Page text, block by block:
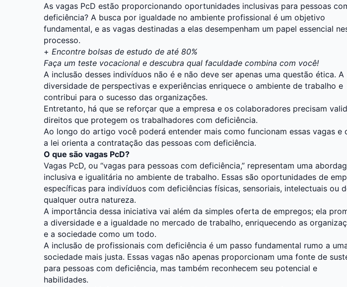
As vagas PcD estão proporcionando oportunidades inclusivas para pessoas
deficiência? A busca por igualdade no ambiente profissional é um objetivo
fundamental, e as vagas destinadas a elas desempenham um papel essencial
processo.
+ Encontre bolsas de estudo de até 80%
Faça um teste vocacional e descubra qual faculdade combina com você!
A inclusão desses indivíduos não é e não deve ser apenas uma questão ética. A
diversidade de perspectivas e experiências enriquece o ambiente de trabalho e
contribui para o sucesso das organizações.
Entretanto, há que se reforçar que a empresa e os colaboradores precisam
direitos que protegem os trabalhadores com deficiência.
Ao longo do artigo você poderá entender mais como funcionam essas vagas e
a lei orienta a contratação das pessoas com deficiência.
O que são vagas PcD?
Vagas PcD, ou “vagas para pessoas com deficiência,” representam uma
inclusiva e igualitária no ambiente de trabalho. Essas são oportunidades de
específicas para indivíduos com deficiências físicas, sensoriais, intelectuais ou
qualquer outra natureza.
A importância dessa iniciativa vai além da simples oferta de empregos; ela
a diversidade e a igualdade no mercado de trabalho, enriquecendo as
e a sociedade como um todo.
A inclusão de profissionais com deficiência é um passo fundamental rumo a
sociedade mais justa. Essas vagas não apenas proporcionam uma fonte de
para pessoas com deficiência, mas também reconhecem seu potencial e
habilidades.